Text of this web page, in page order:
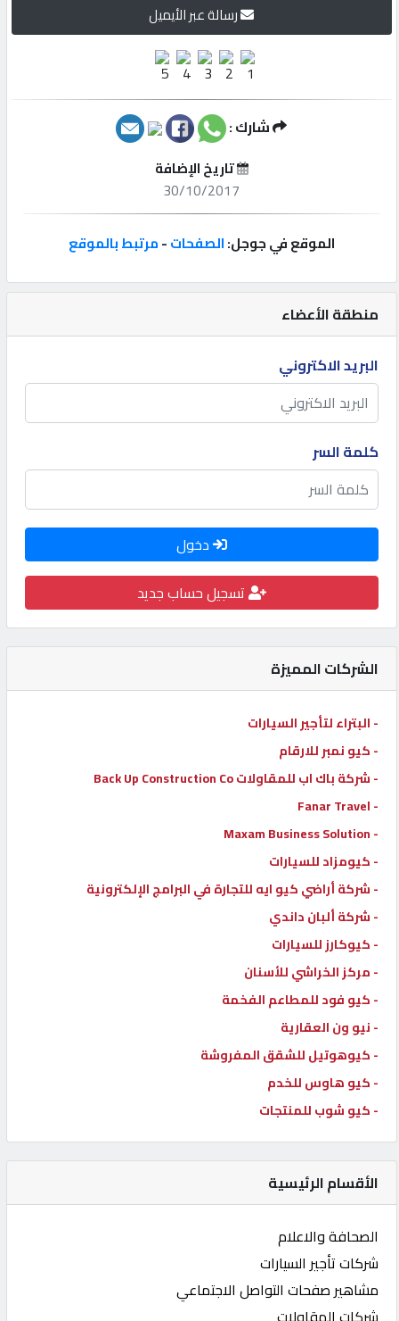
مميزة
إبحث
إعلانات
المنتدى
كيو
مزاد
كيو
نمبر
كارز
كيو
ماركت
القطري
POWERED
QHOST
منطقة الأعضاء
البريد الاكتروني
كلمة السر
دخول
تسجيل حساب جديد
الشركات المميزة
- البتراء لتأجير السيارات
- كيو نمبر للارقام
- شركة باك اب للمقاولات Back Up Construction Co
- Fanar Travel
- Maxam Business Solution
- كيومزاد للسيارات
- شركة أراضي كيو ايه للتجارة في البرامج الإلكترونية
- شركة ألبان داندي
- كيوكارز للسيارات
- مركز الخراشي للأسنان
- كيو فود للمطاعم الفخمة
- نيو ون العقارية
- كيوهوتيل للشقق المفروشة
- كيو هاوس للخدم
- كيو شوب للمنتجات
الأقسام الرئيسية
الصحافة والاعلام
شركات تأجير السيارات
مشاهير صفحات التواصل الاجتماعي
رسالة عبر الأيميل
شارك :
تاريخ الإضافة
30/10/2017
الموقع في جوجل:الصفحات-مرتبط بالموقع